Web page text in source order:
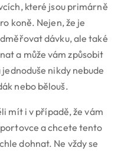
které jsou primárně
koně. Nejen, že je
dávku, ale také
a může vám způsobit
nikdy nebude
nebo bělouš.
mít i v případě, že vám
a chcete tento
dohnat. Ne vždy se